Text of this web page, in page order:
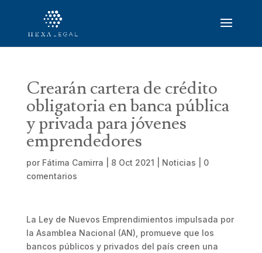
Crearán cartera de crédito
obligatoria en banca pública
y privada para jóvenes
emprendedores
por Fátima Camirra 8 Oct 2021 Noticias
0
comentarios
La Ley de Nuevos Emprendimientos impulsada por
la Asamblea Nacional (AN), promueve que los
bancos públicos y privados del país creen una